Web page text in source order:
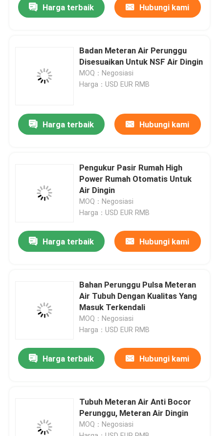
Tur Pabrik
Hubungi kami
Permintaan Penawaran
Kuningan pengecoran perunggu
Meteran Air Kuningan
Harga terbaik Hubungi kami
Badan Meteran Air Perunggu
Disesuaikan Untuk NSF Air Dingin
MOQ：Negosiasi
Harga：USD EUR RMB
Harga terbaik Hubungi kami
Pengukur Pasir Rumah High
Power Rumah Otomatis Untuk
Air Dingin
MOQ：Negosiasi
Harga：USD EUR RMB
Harga terbaik Hubungi kami
Bahan Perunggu Pulsa Meteran
Air Tubuh Dengan Kualitas Yang
Masuk Terkendali
MOQ：Negosiasi
Harga：USD EUR RMB
Harga terbaik Hubungi kami
Tubuh Meteran Air Anti Bocor
Perunggu, Meteran Air Dingin
MOQ：Negosiasi